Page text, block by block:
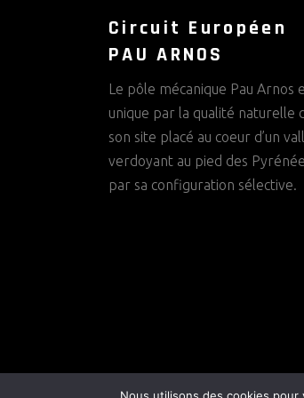
Circuit Européen
PAU ARNOS
Le pôle mécanique Pau Arnos
unique par la qualité naturelle
son site placé au coeur d’un
verdoyant au pied des
par sa configuration sélective.